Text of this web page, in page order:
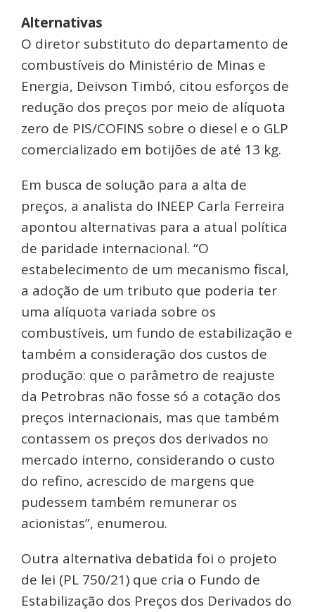
Alternativas
O diretor substituto do departamento de
combustíveis do Ministério de Minas e
Energia, Deivson Timbó, citou esforços de
redução dos preços por meio de alíquota
zero de PIS/COFINS sobre o diesel e o GLP
comercializado em botijões de até 13 kg.
Em busca de solução para a alta de
preços, a analista do INEEP Carla Ferreira
apontou alternativas para a atual política
de paridade internacional. “O
estabelecimento de um mecanismo fiscal,
a adoção de um tributo que poderia ter
uma alíquota variada sobre os
combustíveis, um fundo de estabilização e
também a consideração dos custos de
produção: que o parâmetro de reajuste
da Petrobras não fosse só a cotação dos
preços internacionais, mas que também
contassem os preços dos derivados no
mercado interno, considerando o custo
do refino, acrescido de margens que
pudessem também remunerar os
acionistas”, enumerou.
Outra alternativa debatida foi o projeto
de lei (PL 750/21) que cria o Fundo de
Estabilização dos Preços dos Derivados do